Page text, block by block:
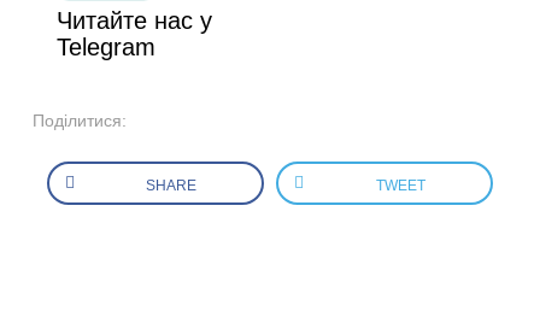
Читайте нас у
Telegram
Поділитися:
SHARE TWEET